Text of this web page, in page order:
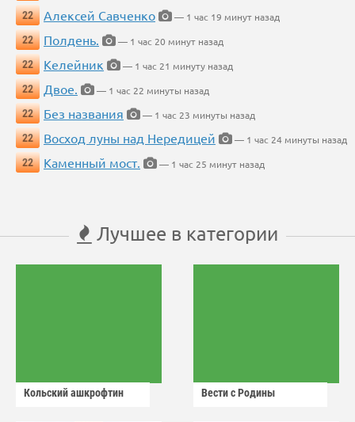
22
Алексей Савченко
— 1 час 19 минут назад
22
Полдень.
— 1 час 20 минут назад
22
Келейник
— 1 час 21 минуту назад
22
Двое.
— 1 час 22 минуты назад
22
Без названия
— 1 час 23 минуты назад
22
Восход луны над Нередицей
— 1 час 24 минуты назад
22
Каменный мост. — 1 час 25 минут назад
Лучшее в категории
Кольский ашкрофтин Вести с Родины